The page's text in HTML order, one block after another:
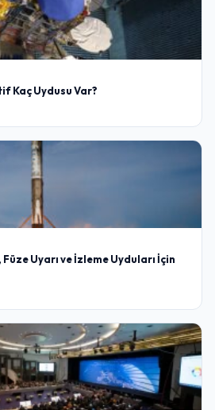
Kaç Uydusu Var?
Uyarı ve İzleme Uyduları İçin